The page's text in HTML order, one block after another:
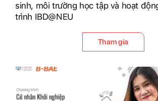
sinh, môi trường học tập và hoạt
trình IBD@NEU
Tham gia